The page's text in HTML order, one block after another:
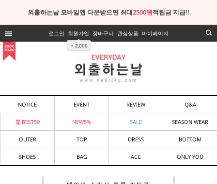
외출하는날 모바일앱 다운받으면 최대2500원적립금 지급!!
로그인 회원가입
+ 2,000
장바구니 관심상품 마이페이지
NOTICE EVENT REVIEW Q&A
BEST50 NEW5% SALE SEASON WEAR
OUTER TOP DRESS BOTTOM
SHOES BAG ACC ONLY YOU